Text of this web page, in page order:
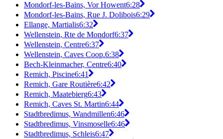
Mondorf-les-Bains, Vor Howent6:28
Mondorf-les-Bains, Rue J. Dolibois6:29
Ellange, Martialis6:32
Wellenstein, Rte de Mondorf6:37
Wellenstein, Centre6:37
Wellenstein, Caves Coop.6:38
Bech-Kleinmacher, Centre6:40
Remich, Piscine6:41
Remich, Gare Routière6:42
Remich, Maatebierg6:43
Remich, Caves St. Martin6:44
Stadtbredimus, Wandmillen6:46
Stadtbredimus, Vinsmoselle6:46
Stadtbredimus, Schleis6:47